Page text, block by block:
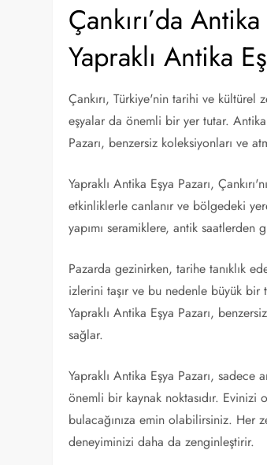
Çankırı’da
Yapraklı Antika
Çankırı, Türkiye'nin tarihi ve
eşyalar da önemli bir yer tutar.
Pazarı, benzersiz koleksiyonları ve
Yapraklı Antika Eşya Pazarı,
etkinliklerle canlanır ve bölgedeki
yapımı seramiklere, antik
Pazarda gezinirken, tarihe tanıklık
izlerini taşır ve bu nedenle büyük bir
Yapraklı Antika Eşya Pazarı,
sağlar.
Yapraklı Antika Eşya Pazarı,
önemli bir kaynak noktasıdır. Evinizi
bulacağınıza emin olabilirsiniz. Her
deneyiminizi daha da zenginleştirir.